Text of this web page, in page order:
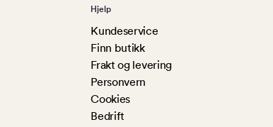
Hjelp
Kundeservice
Finn butikk
Frakt og levering
Personvern
Cookies
Bedrift